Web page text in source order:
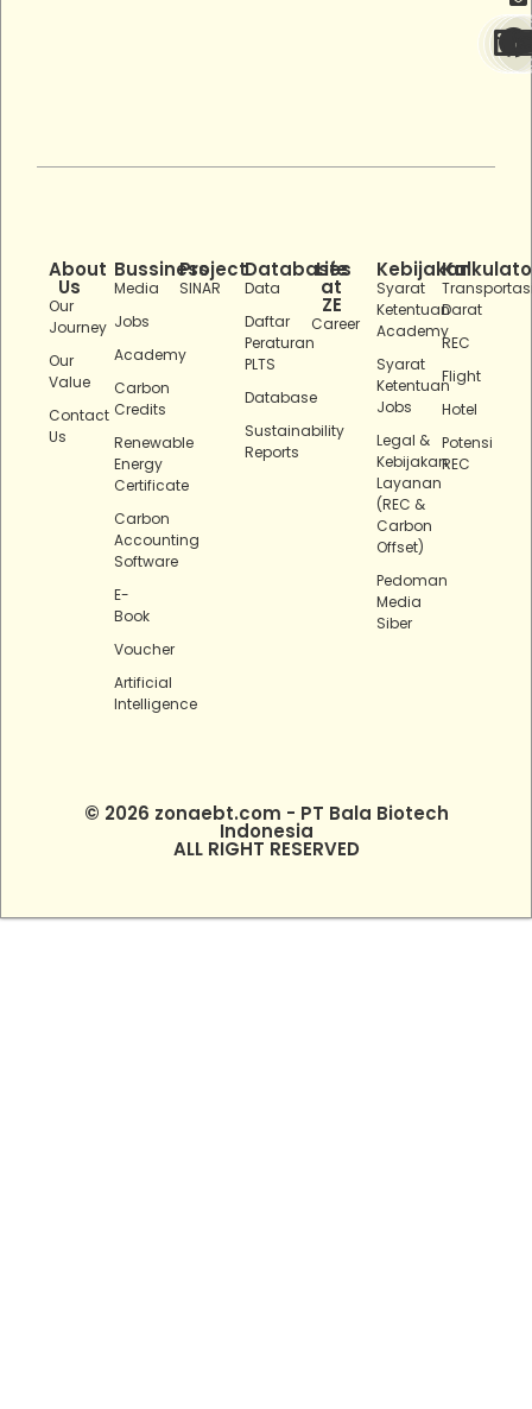
About
Us
Our
Journey
Our
Value
Contact
Us
Bussiness
Media
Jobs
Academy
Carbon
Credits
Renewable
Energy
Certificate
Carbon
Accounting
Software
E-
Book
Voucher
Artificial
Intelligence
Project
SINAR
Databases
Data
Daftar
Peraturan
PLTS
Database
Sustainability
Reports
Life
at
ZE
Career
Kebijakan
Syarat
Ketentuan
Academy
Syarat
Ketentuan
Jobs
Legal &
Kebijakan
Layanan
(REC &
Carbon
Offset)
Pedoman
Media
Siber
Darat
REC
Flight
Hotel
Potensi
REC
© 2026 zonaebt.com - PT Bala Biotech
Indonesia
ALL RIGHT RESERVED